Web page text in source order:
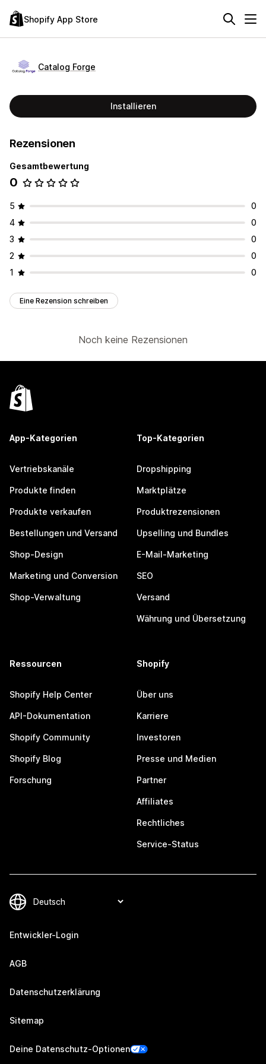
Shopify App Store
Catalog Forge
Installieren
Rezensionen
Gesamtbewertung
0
5
0
4
0
3
0
2
0
1
0
Eine Rezension schreiben
Noch keine Rezensionen
App-Kategorien
Vertriebskanäle
Produkte finden
Produkte verkaufen
Bestellungen und Versand
Shop-Design
Marketing und Conversion
Shop-Verwaltung
Top-Kategorien
Dropshipping
Marktplätze
Produktrezensionen
Upselling und Bundles
E-Mail-Marketing
SEO
Versand
Währung und Übersetzung
Ressourcen
Shopify Help Center
API-Dokumentation
Shopify Community
Shopify Blog
Forschung
Shopify
Über uns
Karriere
Investoren
Presse und Medien
Partner
Affiliates
Rechtliches
Service-Status
Entwickler-Login
AGB
Datenschutzerklärung
Sitemap
Deine Datenschutz-Optionen